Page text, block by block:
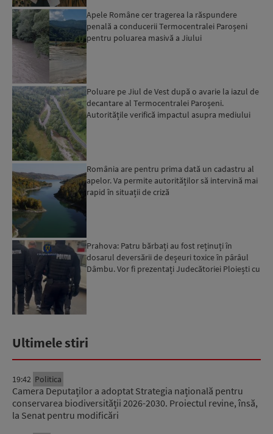
Apele Române cer tragerea la răspundere
penală a conducerii Termocentralei Paroșeni
pentru poluarea masivă a Jiului
Poluare pe Jiul de Vest după o avarie la iazul de
decantare al Termocentralei Paroșeni.
Autoritățile verifică impactul asupra mediului
România are pentru prima dată un cadastru al
apelor. Va permite autorităților să intervină mai
rapid în situații de criză
Prahova: Patru bărbați au fost reținuți în
dosarul deversării de deșeuri toxice în pârâul
Dâmbu. Vor fi prezentați Judecătoriei Ploiești cu
Ultimele stiri
19:42 Politica
Camera Deputaților a adoptat Strategia națională pentru
conservarea biodiversității 2026-2030. Proiectul revine, însă,
la Senat pentru modificări